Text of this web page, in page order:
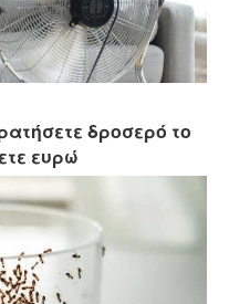
δροσερό το
ευρώ